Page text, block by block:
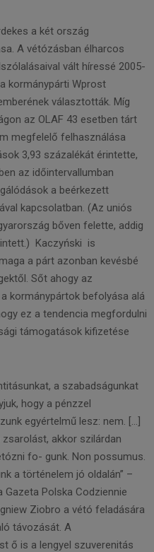
a két ország
A vétózásban élharcos
vált híressé 2005-
kormánypárti Wprost
választották. Míg
az OLAF 43 esetben tárt
megfelelő felhasználása
3,93 százalékát érintette,
az időintervallumban
a beérkezett
kapcsolatban. (Az uniós
bőven felette, addig
Kaczyński is
a párt azonban kevésbé
Sőt ahogy az
kormánypártok befolyása alá
ez a tendencia megfordulni
támogatások kifizetése
a szabadságunkat
hogy a pénzzel
egyértelmű lesz: nem. […]
akkor szilárdan
fo- gunk. Non possumus.
a történelem jó oldalán” –
Gazeta Polska Codziennie
Ziobro a vétó feladására
távozását. A
ő is a lengyel szuverenitás